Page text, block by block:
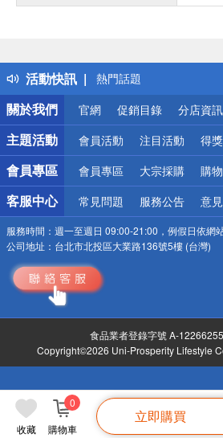
收藏 購物車
0
立即購買
活動快訊
得獎公告
熱門話題
銀行優惠
偏遠地區配送
詐騙網頁！請小心！
關於我們
官網 促銷目錄 分店資訊
主題活動 會員活動 注目活動 得
會員專區 會員專區 大宗採購 購
客服中心 常見問題 服務公告 意
服務時間： 週一至週日 09:00-21:00，例假日依網
公司地址： 台北市北投區大業路136號5樓 (台灣)
食品業者登錄字號 A-
Copyright©2026 Uni-Prosperity Lifestyle